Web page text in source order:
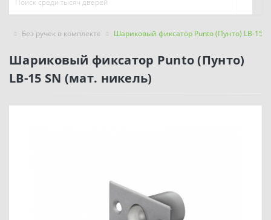
Без ручек в комплекте Шариковый фиксатор Punto (Пунто) LB-15
Шариковый фиксатор Punto (Пунто)
LB-15 SN (мат. никель)